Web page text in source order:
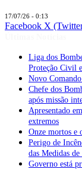
17/07/26 - 0:13
Facebook X
Liga dos
Proteção Civil
Novo
Chefe dos
após missão
Apresentado
extremos
Onze mortos e
Perigo de
das Medidas de
Governo está